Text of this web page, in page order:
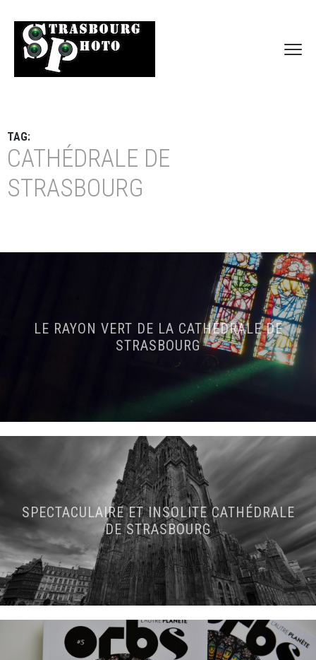
TAG:
CATHÉDRALE DE
STRASBOURG
LE RAYON VERT DE LA CATHÉDRALE DE
STRASBOURG
SPECTACULAIRE ET INSOLITE CATHÉDRALE
DE STRASBOURG